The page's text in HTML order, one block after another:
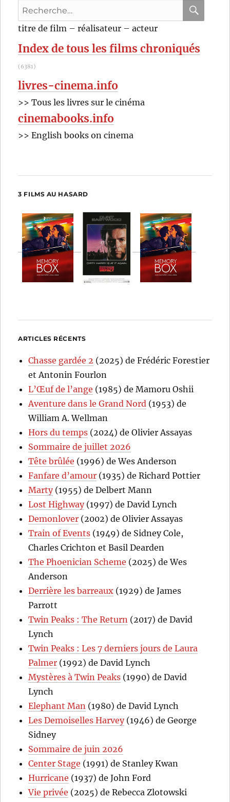
Recherche
pour
:
titre de film – réalisateur – acteur
Index de tous les films chroniqués
(6381)
livres-cinema.info
>> Tous les livres sur le cinéma
cinemabooks.info
>> English books on cinema
3 FILMS AU HASARD
ARTICLES RÉCENTS
Chasse gardée 2 (2025) de Frédéric Forestier
et Antonin Fourlon
L’Œuf de l’ange (1985) de Mamoru Oshii
Aventure dans le Grand Nord (1953) de
William A. Wellman
Hors du temps (2024) de Olivier Assayas
Sommaire de juillet 2026
Tête brûlée (1996) de Wes Anderson
Fanfare d’amour (1935) de Richard Pottier
Marty(1955) de Delbert Mann
Lost Highway(1997) de David Lynch
Demonlover (2002) de Olivier Assayas
Train of Events (1949) de Sidney Cole,
Charles Crichton et Basil Dearden
The Phoenician Scheme (2025) de Wes
Anderson
Derrière les barreaux (1929) de James
Parrott
Twin Peaks : The Return (2017) de David
Lynch
Twin Peaks : Les 7 derniers jours de Laura
Palmer (1992) de David Lynch
Mystères à Twin Peaks (1990) de David
Lynch
Elephant Man (1980) de David Lynch
Les Demoiselles Harvey(1946) de George
Sidney
Sommaire de juin 2026
Center Stage (1991) de Stanley Kwan
Hurricane (1937) de John Ford
Vie privée (2025) de Rebecca Zlotowski